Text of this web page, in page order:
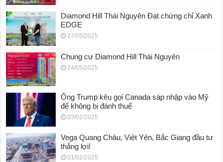
Diamond Hill Thái Nguyên Đạt chứng chỉ Xanh
EDGE
27/05/2025
Chung cư Diamond Hill Thái Nguyên
24/05/2025
Ông Trump kêu gọi Canada sáp nhập vào Mỹ
để không bị đánh thuế
03/02/2025
Vega Quang Châu, Việt Yên, Bắc Giang đầu tư
thắng lợi!
01/02/2025